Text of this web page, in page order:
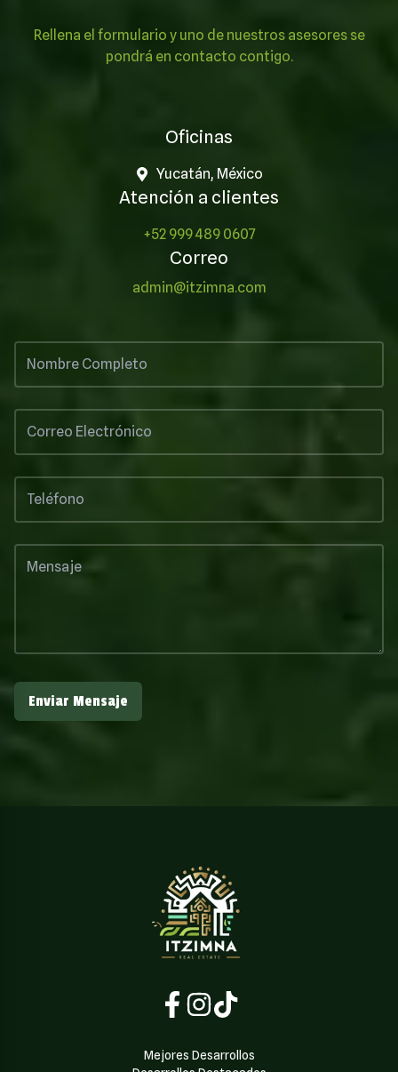
Rellena el formulario y uno de nuestros asesores se
pondrá en contacto contigo.
Oficinas
Yucatán, México
Atención a clientes
+52 999 489 0607
Correo
admin@itzimna.com
Enviar Mensaje
Mejores Desarrollos